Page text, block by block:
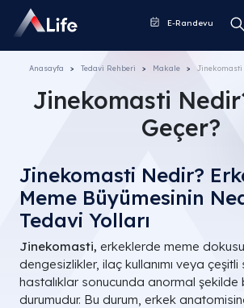
E-Randevu
Anasayfa Tedavi Rehberi Makale Jinekomasti
Jinekomasti
Geçer?
Jinekomasti Nedir?
Meme Büyümesinin
Tedavi Yolları
Jinekomasti, erkeklerde meme
dengesizlikler, ilaç kullanımı veya çeşitli
hastalıklar sonucunda anormal şekilde
durumudur. Bu durum, erkek